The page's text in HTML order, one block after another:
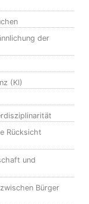
der
(KI)
Rücksicht
und
Bürger